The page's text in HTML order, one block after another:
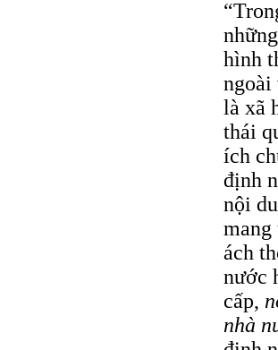
hình
ngoài
là xã
thái
ích
định
nội
mang
ách
nước
cấp,
nhà